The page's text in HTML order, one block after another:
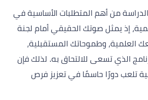
من أهم المتطلبات الأساسية في
إذ يمثل صوتك الحقيقي أمام لجنة
العلمية، وطموحاتك المستقبلية،
الذي تسعى للالتحاق به. لذلك فإن
تلعب دورًا حاسمًا في تعزيز فرص